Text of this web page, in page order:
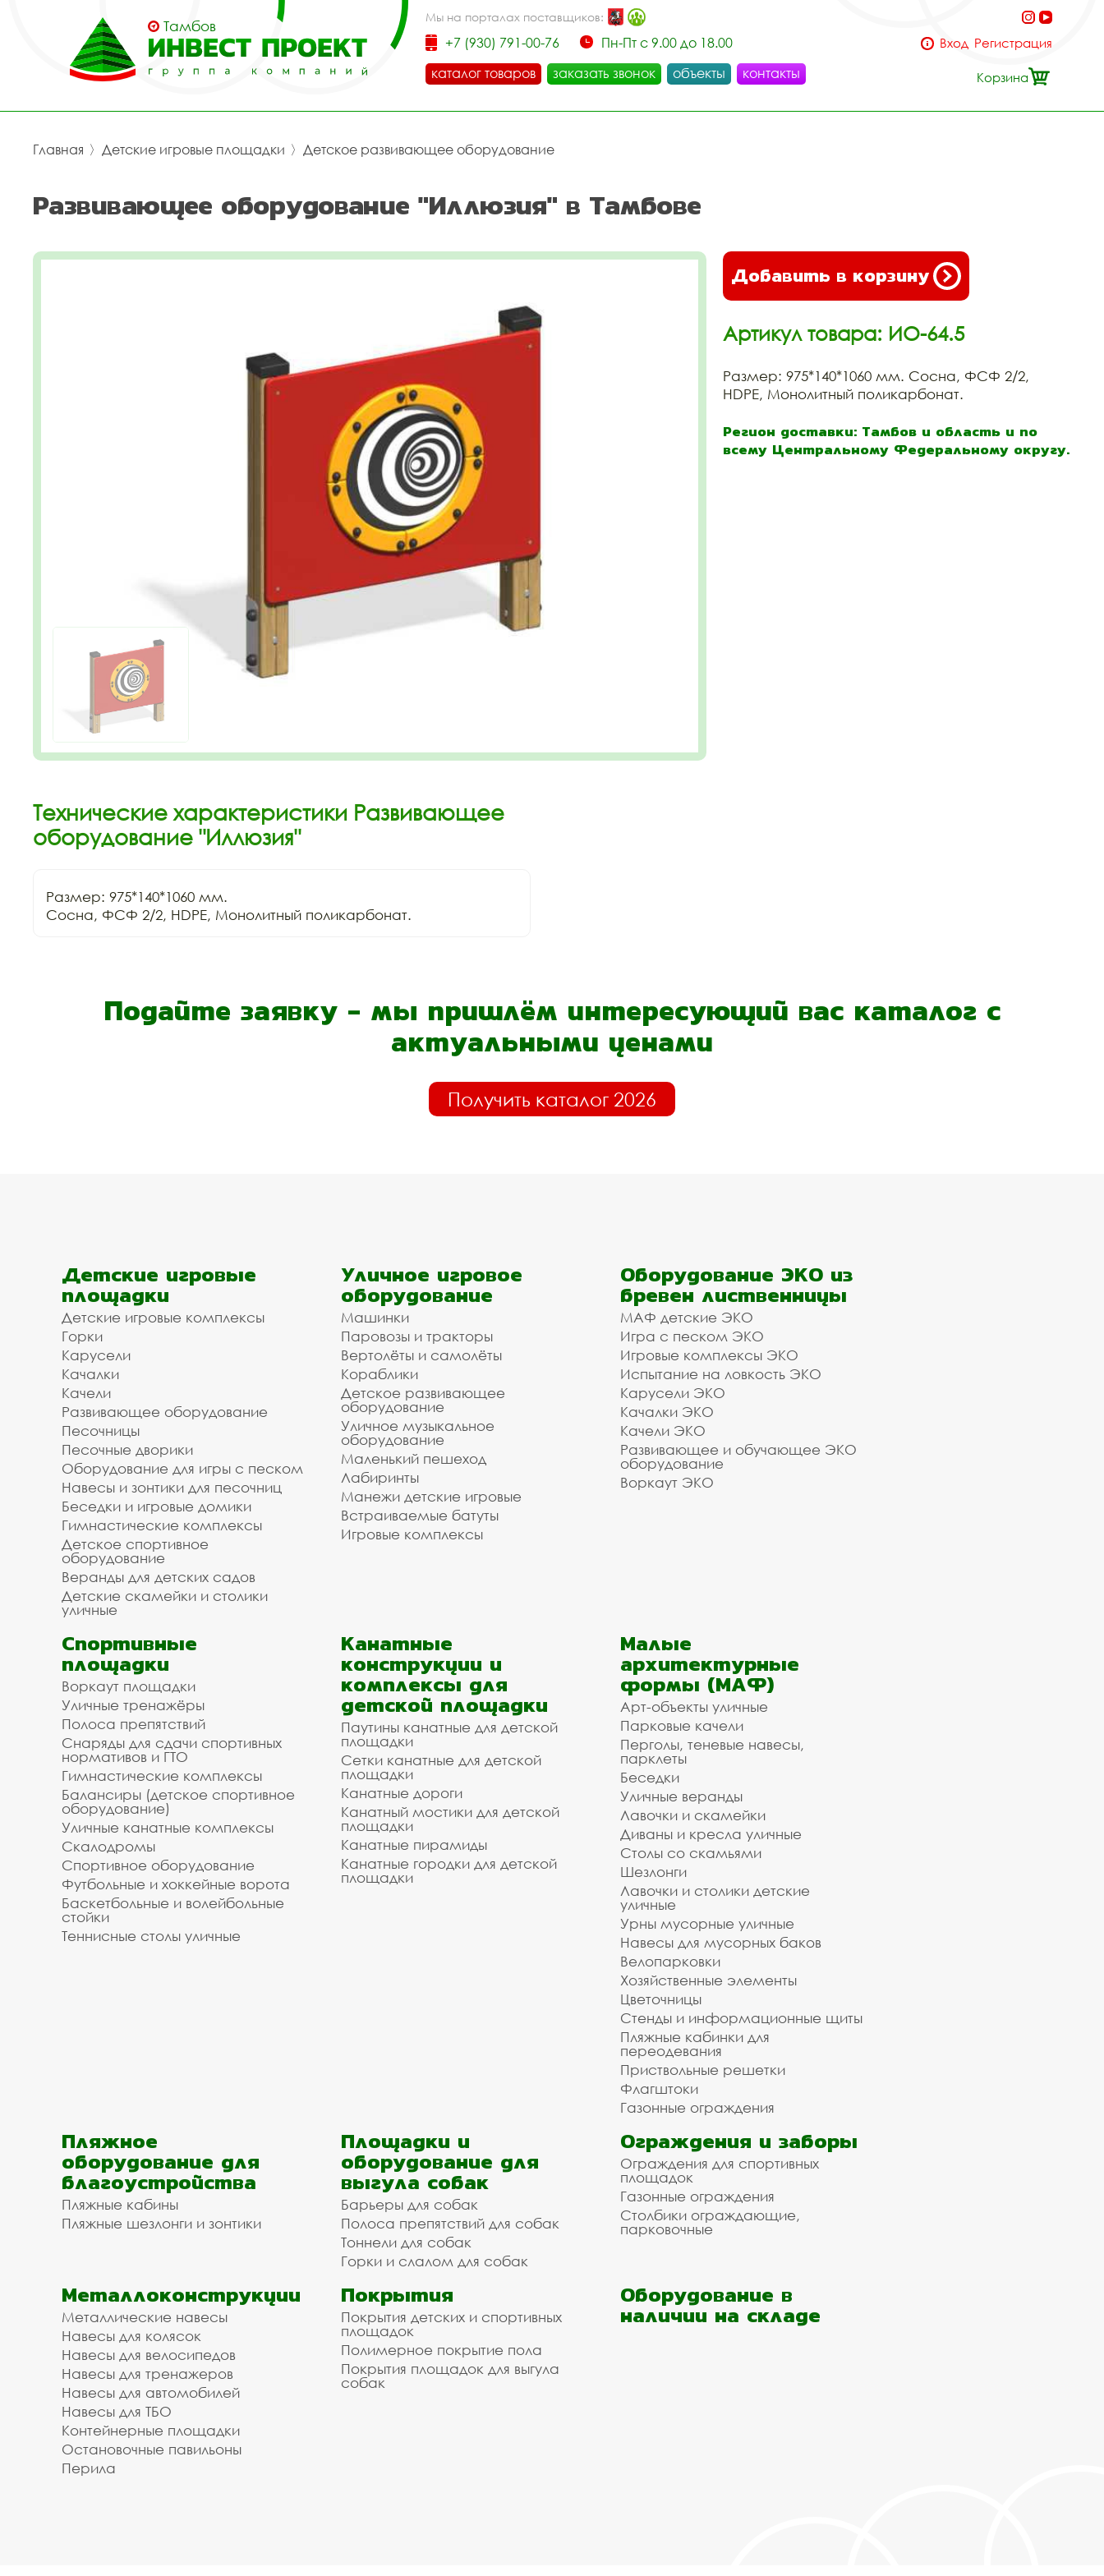
Тамбов
Мы на порталах поставщиков:
+7 (930) 791-00-76
Пн-Пт с 9.00 до 18.00
каталог товаров
заказать звонок объекты контакты
Вход Регистрация
Корзина
Главная 〉 Детские игровые площадки 〉 Детское развивающее оборудование
Развивающее оборудование "Иллюзия" в Тамбове
Добавить в корзину
Артикул товара: ИО-64.5
Размер: 975*140*1060 мм. Сосна, ФСФ 2/2,
HDPE, Монолитный поликарбонат.
Регион доставки: Тамбов и область и по
всему Центральному Федеральному округу.
Технические характеристики Развивающее
оборудование "Иллюзия"
Размер: 975*140*1060 мм.
Сосна, ФСФ 2/2, HDPE, Монолитный поликарбонат.
Подайте заявку - мы пришлём интересующий вас каталог с
актуальными ценами
Получить каталог 2026
Детские игровые
площадки
Детские игровые комплексы
Горки
Карусели
Качалки
Качели
Развивающее оборудование
Песочницы
Песочные дворики
Оборудование для игры с песком
Навесы и зонтики для песочниц
Беседки и игровые домики
Гимнастические комплексы
Детское спортивное
оборудование
Веранды для детских садов
Детские скамейки и столики
уличные
Уличное игровое
оборудование
Машинки
Паровозы и тракторы
Вертолёты и самолёты
Кораблики
Детское развивающее
оборудование
Уличное музыкальное
оборудование
Маленький пешеход
Лабиринты
Манежи детские игровые
Встраиваемые батуты
Игровые комплексы
Оборудование ЭКО из
бревен лиственницы
МАФ детские ЭКО
Игра с песком ЭКО
Игровые комплексы ЭКО
Испытание на ловкость ЭКО
Карусели ЭКО
Качалки ЭКО
Качели ЭКО
Развивающее и обучающее ЭКО
оборудование
Воркаут ЭКО
Спортивные
площадки
Воркаут площадки
Уличные тренажёры
Полоса препятствий
Снаряды для сдачи спортивных
нормативов и ГТО
Гимнастические комплексы
Балансиры (детское спортивное
оборудование)
Уличные канатные комплексы
Скалодромы
Спортивное оборудование
Футбольные и хоккейные ворота
Баскетбольные и волейбольные
стойки
Теннисные столы уличные
Канатные
конструкции и
комплексы для
детской площадки
Паутины канатные для детской
площадки
Сетки канатные для детской
площадки
Канатные дороги
Канатный мостики для детской
площадки
Канатные пирамиды
Канатные городки для детской
площадки
Малые
архитектурные
формы (МАФ)
Арт-объекты уличные
Парковые качели
Перголы, теневые навесы,
парклеты
Беседки
Уличные веранды
Лавочки и скамейки
Диваны и кресла уличные
Столы со скамьями
Шезлонги
Лавочки и столики детские
уличные
Урны мусорные уличные
Навесы для мусорных баков
Велопарковки
Хозяйственные элементы
Цветочницы
Стенды и информационные щиты
Пляжные кабинки для
переодевания
Приствольные решетки
Флагштоки
Газонные ограждения
Пляжное
оборудование для
благоустройства
Пляжные кабины
Пляжные шезлонги и зонтики
Площадки и
оборудование для
выгула собак
Барьеры для собак
Полоса препятствий для собак
Тоннели для собак
Горки и слалом для собак
Ограждения и заборы
Ограждения для спортивных
площадок
Газонные ограждения
Столбики ограждающие,
парковочные
Металлоконструкции
Металлические навесы
Навесы для колясок
Навесы для велосипедов
Навесы для тренажеров
Навесы для автомобилей
Навесы для ТБО
Контейнерные площадки
Остановочные павильоны
Перила
Покрытия
Покрытия детских и спортивных
площадок
Полимерное покрытие пола
Покрытия площадок для выгула
собак
Оборудование в
наличии на складе